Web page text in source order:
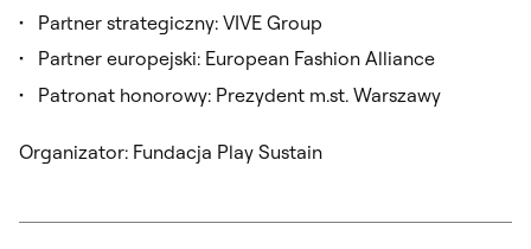
Partner strategiczny: VIVE Group
Partner europejski: European Fashion Alliance
Patronat honorowy: Prezydent m.st. Warszawy
Organizator: Fundacja Play Sustain